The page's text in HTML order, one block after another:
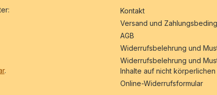
.
Kontakt
Versand und
AGB
Widerrufsbelehrung und
Widerrufsbelehrung und
Inhalte auf nicht
Online-Widerrufsformular